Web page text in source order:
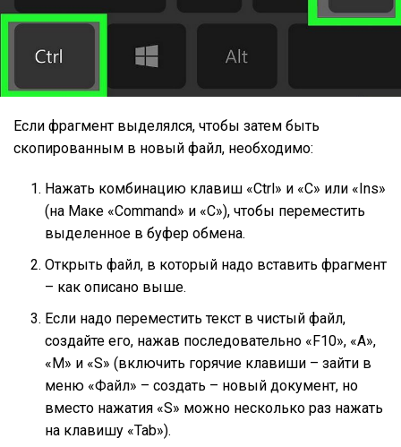
Если фрагмент выделялся, чтобы затем быть
скопированным в новый файл, необходимо:
Нажать комбинацию клавиш «Ctrl» и «C» или «Ins»
(на Маке «Command» и «C»), чтобы переместить
выделенное в буфер обмена.
Открыть файл, в который надо вставить фрагмент
– как описано выше.
Если надо переместить текст в чистый файл,
создайте его, нажав последовательно «F10», «A»,
«M» и «S» (включить горячие клавиши – зайти в
меню «Файл» – создать – новый документ, но
вместо нажатия «S» можно несколько раз нажать
на клавишу «Tab»).